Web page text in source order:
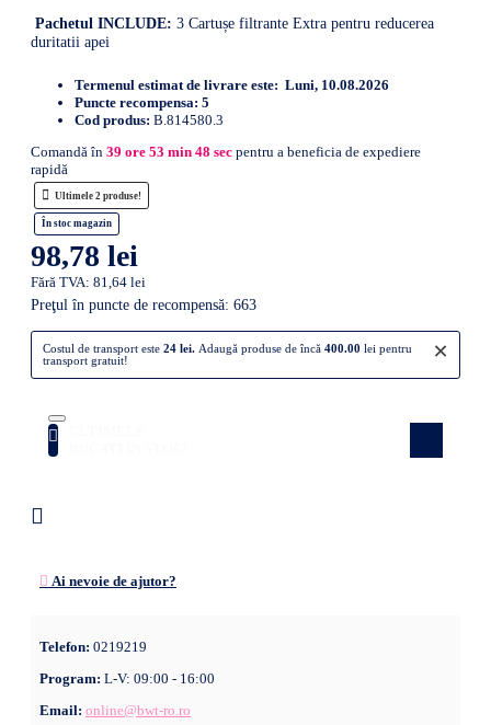
Pachetul INCLUDE: 3 Cartușe filtrante Extra pentru reducerea
duritatii apei
Termenul estimat de livrare este: Luni, 10.08.2026
Puncte recompensa: 5
Cod produs: B.814580.3
Comandă în 39 ore 53 min 47 sec pentru a beneficia de expediere
rapidă
Ultimele 2 produse!
În stoc magazin
98,78 lei
Fără TVA: 81,64 lei
Preţul în puncte de recompensă: 663
×
Costul de transport este 24 lei. Adaugă produse de încă 400.00 lei pentru
transport gratuit!
Ai nevoie de ajutor?
Telefon: 0219219
Program: L-V: 09:00 - 16:00
Email: online@bwt-ro.ro